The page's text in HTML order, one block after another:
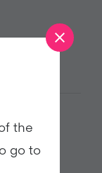
the
go to